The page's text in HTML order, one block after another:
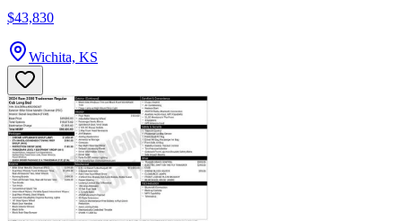
$43,830
Wichita, KS